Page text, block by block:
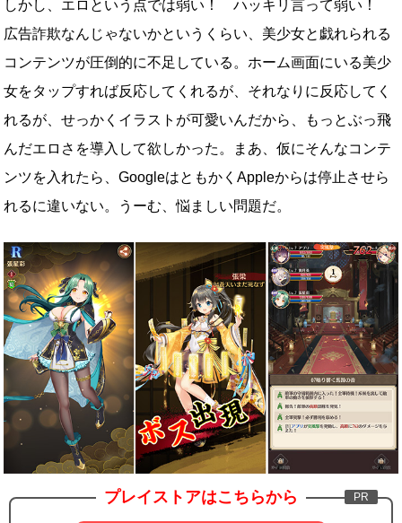
しかし、エロという点では弱い！ ハッキリ言って弱い！
広告詐欺なんじゃないかというくらい、美少女と戯れられる
コンテンツが圧倒的に不足している。ホーム画面にいる美少
女をタップすれば反応してくれるが、それなりに反応してく
れるが、せっかくイラストが可愛いんだから、もっとぶっ飛
んだエロさを導入して欲しかった。まあ、仮にそんなコンテ
ンツを入れたら、GoogleはともかくAppleからは停止させら
れるに違いない。うーむ、悩ましい問題だ。
プレイストアはこちらから